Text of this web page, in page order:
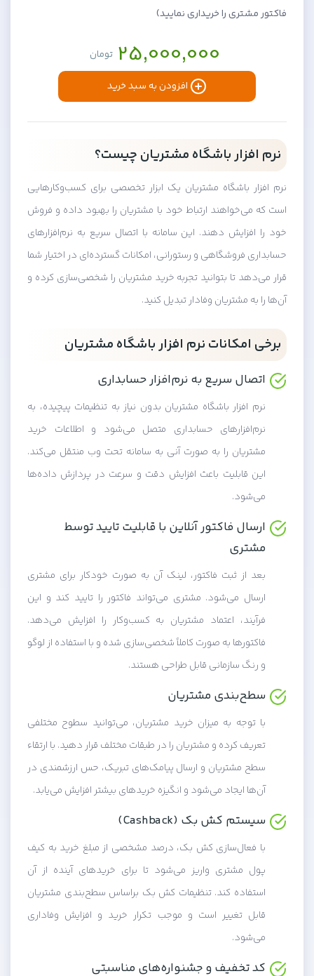
فاکتور مشتری را خریداری نمایید)
تومان
نرم افزار باشگاه مشتریان چیست؟
نرم افزار باشگاه مشتریان یک ابزار تخصصی برای کسب‌وکارهایی
است که می‌خواهند ارتباط خود با مشتریان را بهبود داده و فروش
خود را افزایش دهند. این سامانه با اتصال سریع به نرم‌افزارهای
حسابداری فروشگاهی و رستورانی، امکانات گسترده‌ای در اختیار شما
قرار می‌دهد تا بتوانید تجربه خرید مشتریان را شخصی‌سازی کرده و
آن‌ها را به مشتریان وفادار تبدیل کنید.
برخی امکانات نرم افزار باشگاه مشتریان
اتصال سریع به نرم‌افزار حسابداری
نرم افزار باشگاه مشتریان بدون نیاز به تنظیمات پیچیده، به
نرم‌افزارهای حسابداری متصل می‌شود و اطلاعات خرید
مشتریان را به صورت آنی به سامانه تحت وب منتقل می‌کند.
این قابلیت باعث افزایش دقت و سرعت در پردازش داده‌ها
می‌شود.
ارسال فاکتور آنلاین با قابلیت تایید توسط
مشتری
بعد از ثبت فاکتور، لینک آن به صورت خودکار برای مشتری
ارسال می‌شود. مشتری می‌تواند فاکتور را تایید کند و این
فرآیند، اعتماد مشتریان به کسب‌وکار را افزایش می‌دهد.
فاکتورها به صورت کاملاً شخصی‌سازی شده و با استفاده از لوگو
و رنگ سازمانی قابل طراحی هستند.
سطح‌بندی مشتریان
با توجه به میزان خرید مشتریان، می‌توانید سطوح مختلفی
تعریف کرده و مشتریان را در طبقات مختلف قرار دهید. با ارتقاء
سطح مشتریان و ارسال پیامک‌های تبریک، حس ارزشمندی در
آن‌ها ایجاد می‌شود و انگیزه خریدهای بیشتر افزایش می‌یابد.
سیستم کش بک (Cashback)
با فعال‌سازی کش بک، درصد مشخصی از مبلغ خرید به کیف
پول مشتری واریز می‌شود تا برای خریدهای آینده از آن
استفاده کند. تنظیمات کش بک براساس سطح‌بندی مشتریان
قابل تغییر است و موجب تکرار خرید و افزایش وفاداری
می‌شود.
کد تخفیف و جشنواره‌های مناسبتی